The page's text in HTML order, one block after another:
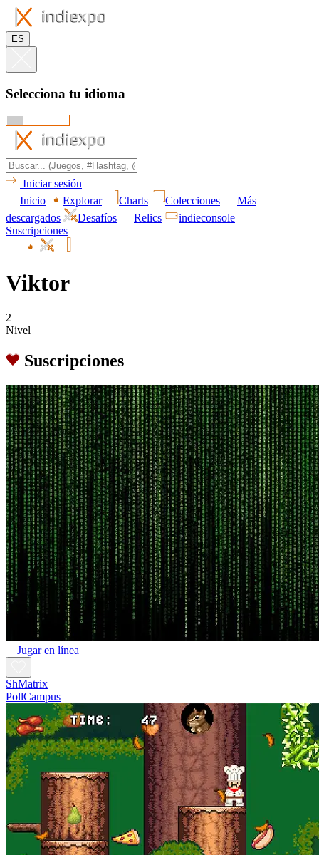
ES
Selecciona tu idioma
Iniciar sesión
Inicio
Explorar Charts Colecciones
Más
descargados
Desafíos Relics
indieconsole
Suscripciones
Viktor
2
Nivel
Suscripciones
Jugar en línea
ShMatrix
PollCampus